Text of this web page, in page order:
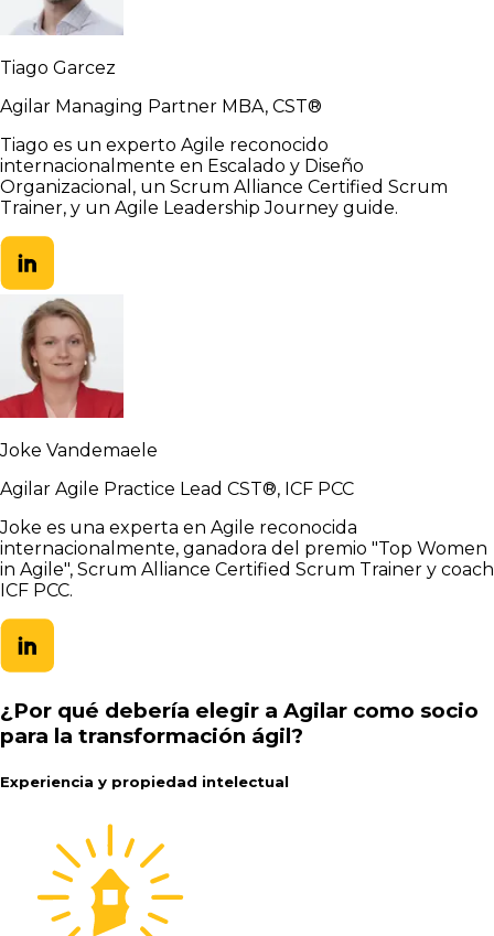
Tiago Garcez
Agilar Managing Partner MBA, CST®
Tiago es un experto Agile reconocido
internacionalmente en Escalado y Diseño
Organizacional, un Scrum Alliance Certified Scrum
Trainer, y un Agile Leadership Journey guide.
Joke Vandemaele
Agilar Agile Practice Lead CST®, ICF PCC
Joke es una experta en Agile reconocida
internacionalmente, ganadora del premio "Top Women
in Agile", Scrum Alliance Certified Scrum Trainer y coach
ICF PCC.
¿Por qué debería elegir a Agilar como socio
para la transformación ágil?
Experiencia y propiedad intelectual